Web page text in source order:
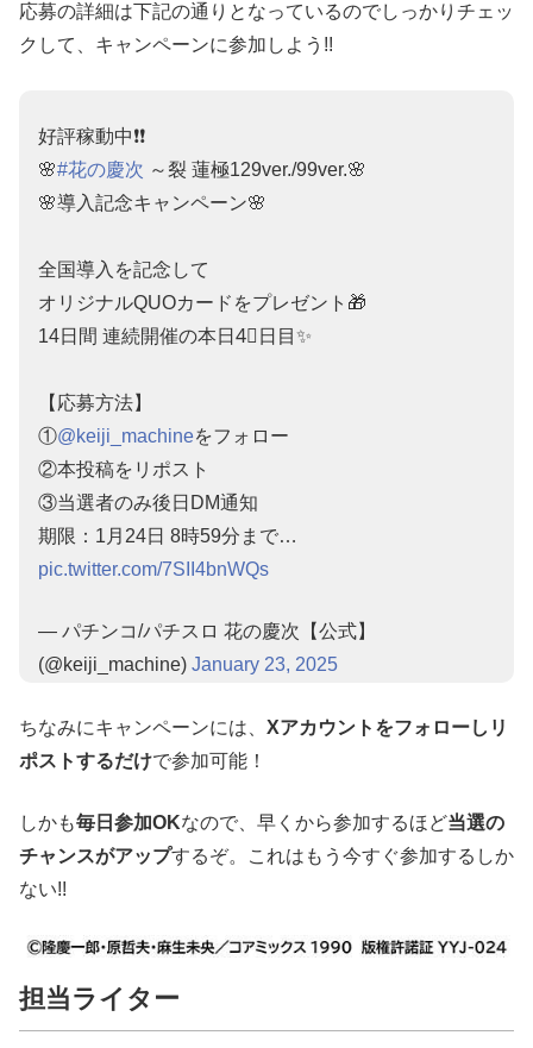
応募の詳細は下記の通りとなっているのでしっかりチェッ
クして、キャンペーンに参加しよう!!
好評稼動中❗️❗️
🌸#花の慶次 ～裂 蓮極129ver./99ver.🌸
🌸導入記念キャンペーン🌸
全国導入を記念して
オリジナルQUOカードをプレゼント🎁
14日間 連続開催の本日4⃣日目✨
【応募方法】
①@keiji_machineをフォロー
②本投稿をリポスト
③当選者のみ後日DM通知
期限：1月24日 8時59分まで…
pic.twitter.com/7SII4bnWQs
— パチンコ/パチスロ 花の慶次【公式】
(@keiji_machine) January 23, 2025
ちなみにキャンペーンには、 Xアカウントをフォローしリ
ポストするだけで参加可能！
しかも毎日参加OKなので、早くから参加するほど当選の
チャンスがアップするぞ。これはもう今すぐ参加するしか
ない!!
担当ライター